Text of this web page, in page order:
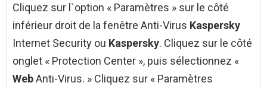
Cliquez sur l`option « Paramètres » sur le côté
inférieur droit de la fenêtre Anti-Virus Kaspersky
Internet Security ou Kaspersky. Cliquez sur le côté
onglet « Protection Center », puis sélectionnez «
WebAnti-Virus. » Cliquez sur « Paramètres